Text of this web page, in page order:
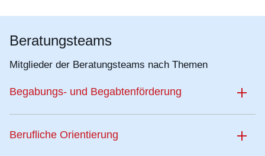
Beratungsteams
Mitglieder der Beratungsteams nach Themen
Begabungs- und Begabtenförderung
Berufliche Orientierung